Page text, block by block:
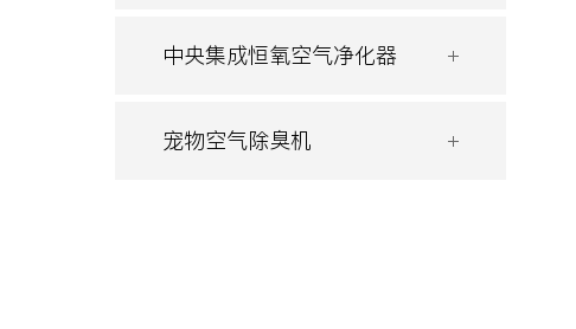
中央集成恒氧空气净化器
宠物空气除臭机